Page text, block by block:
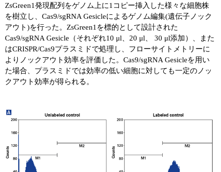
ZsGreen1発現配列をゲノム上に1コピー挿入した様々な細胞株
を樹立し、Cas9/sgRNA Gesicleによるゲノム編集(遺伝子ノック
アウト)を行った。ZsGreen1を標的として設計された
Cas9/sgRNA Gesicle（それぞれ10 μl、20 μl、 30 μl添加）、また
はCRISPR/Cas9プラスミドで処理し、フローサイトメトリーに
よりノックアウト効率を評価した。Cas9/sgRNA Gesicleを用い
た場合、プラスミドでは効率の低い細胞に対しても一定のノッ
クアウト効率が得られる。